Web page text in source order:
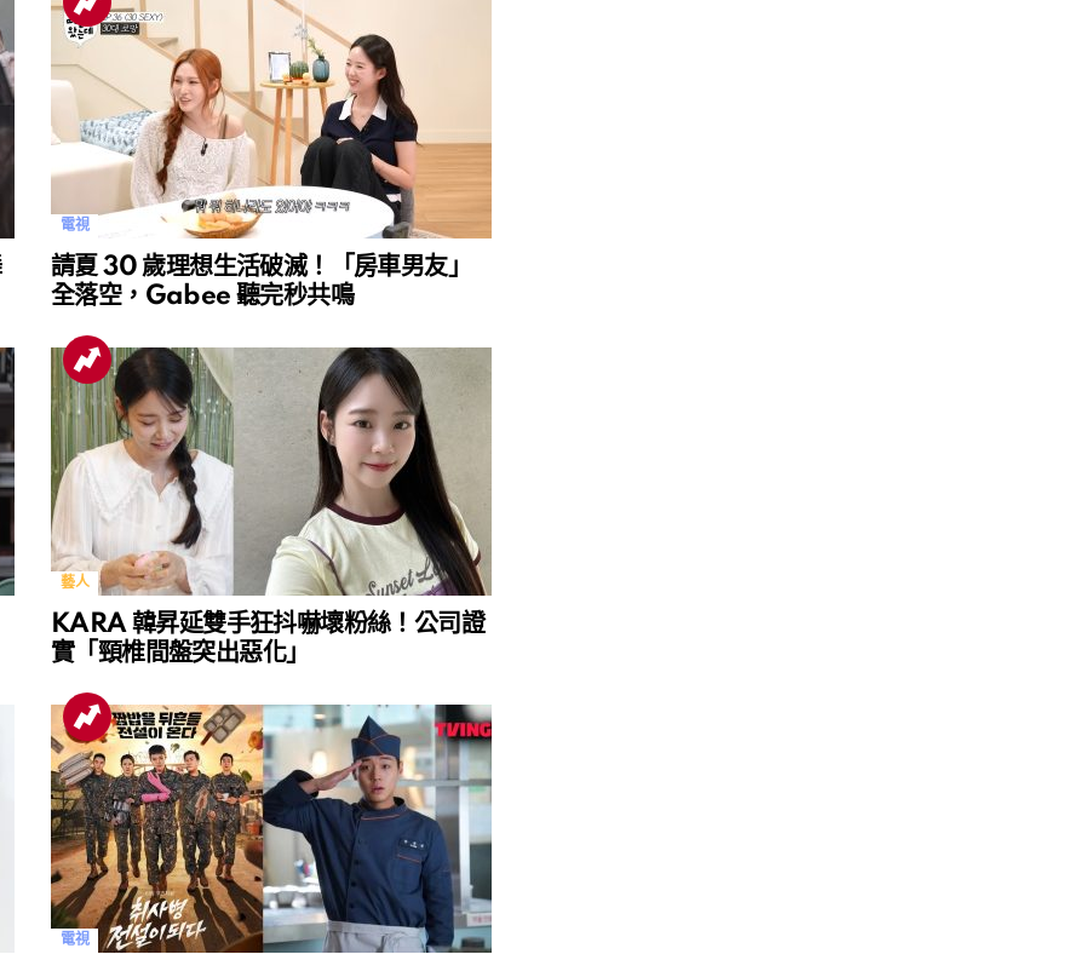
電視
請夏 30 歲理想生活破滅！「房車男友」
全落空，Gabee 聽完秒共鳴
藝人
KARA 韓昇延雙手狂抖嚇壞粉絲！公司證
實「頸椎間盤突出惡化」
電視